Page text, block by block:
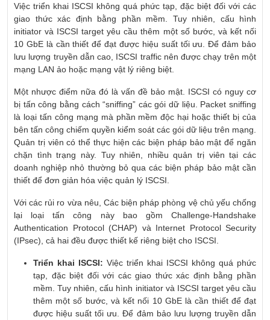
Việc triển khai ISCSI không quá phức tạp, đặc biệt đối với các
giao thức xác định bằng phần mềm. Tuy nhiên, cấu hình
initiator và ISCSI target yêu cầu thêm một số bước, và kết nối
10 GbE là cần thiết để đạt được hiệu suất tối ưu. Để đảm bảo
lưu lượng truyền dẫn cao, ISCSI traffic nên được chạy trên một
mạng LAN ảo hoặc mạng vật lý riêng biệt.
Một nhược điểm nữa đó là vấn đề bảo mật. ISCSI có nguy cơ
bị tấn công bằng cách “sniffing” các gói dữ liệu. Packet sniffing
là loại tấn công mạng mà phần mềm độc hại hoặc thiết bị của
bên tấn công chiếm quyền kiểm soát các gói dữ liệu trên mạng.
Quản trị viên có thể thực hiện các biện pháp bảo mật để ngăn
chặn tình trạng này. Tuy nhiên, nhiều quản trị viên tại các
doanh nghiệp nhỏ thường bỏ qua các biện pháp bảo mật cần
thiết để đơn giản hóa việc quản lý ISCSI.
Với các rủi ro vừa nêu, Các biện pháp phòng vệ chủ yếu chống
lại loại tấn công này bao gồm Challenge-Handshake
Authentication Protocol (CHAP) và Internet Protocol Security
(IPsec), cả hai đều được thiết kế riêng biệt cho ISCSI.
Triển khai ISCSI: Việc triển khai ISCSI không quá phức
tạp, đặc biệt đối với các giao thức xác định bằng phần
mềm. Tuy nhiên, cấu hình initiator và ISCSI target yêu cầu
thêm một số bước, và kết nối 10 GbE là cần thiết để đạt
được hiệu suất tối ưu. Để đảm bảo lưu lượng truyền dẫn